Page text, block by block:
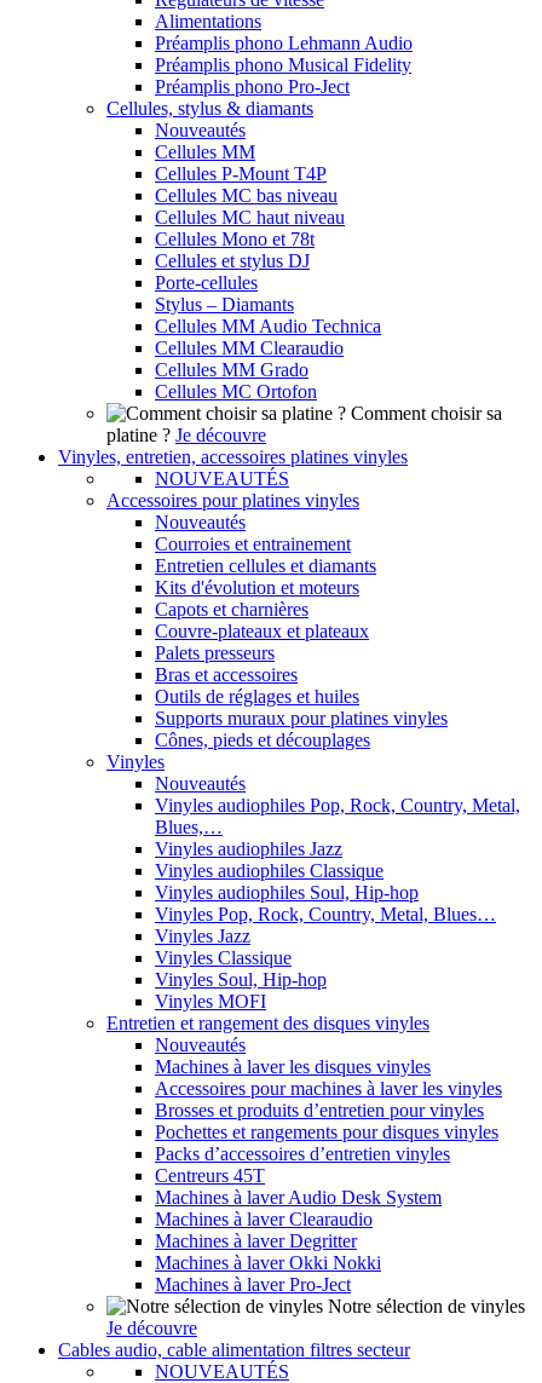
Alimentations
Préamplis phono Lehmann Audio
Préamplis phono Musical Fidelity
Préamplis phono Pro-Ject
Cellules, stylus & diamants
Nouveautés
Cellules MM
Cellules P-Mount T4P
Cellules MC bas niveau
Cellules MC haut niveau
Cellules Mono et 78t
Cellules et stylus DJ
Porte-cellules
Stylus – Diamants
Cellules MM Audio Technica
Cellules MM Clearaudio
Cellules MM Grado
Cellules MC Ortofon
Comment choisir sa
platine ? Je découvre
Vinyles, entretien, accessoires platines vinyles
NOUVEAUTÉS
Accessoires pour platines vinyles
Nouveautés
Courroies et entrainement
Entretien cellules et diamants
Kits d'évolution et moteurs
Capots et charnières
Couvre-plateaux et plateaux
Palets presseurs
Bras et accessoires
Outils de réglages et huiles
Supports muraux pour platines vinyles
Cônes, pieds et découplages
Vinyles
Nouveautés
Vinyles audiophiles Pop, Rock, Country, Metal,
Blues,…
Vinyles audiophiles Jazz
Vinyles audiophiles Classique
Vinyles audiophiles Soul, Hip-hop
Vinyles Pop, Rock, Country, Metal, Blues…
Vinyles Jazz
Vinyles Classique
Vinyles Soul, Hip-hop
Vinyles MOFI
Entretien et rangement des disques vinyles
Nouveautés
Machines à laver les disques vinyles
Accessoires pour machines à laver les vinyles
Brosses et produits d’entretien pour vinyles
Pochettes et rangements pour disques vinyles
Packs d’accessoires d’entretien vinyles
Centreurs 45T
Machines à laver Audio Desk System
Machines à laver Clearaudio
Machines à laver Degritter
Machines à laver Okki Nokki
Machines à laver Pro-Ject
Notre sélection de vinyles
Je découvre
Cables audio, cable alimentation filtres secteur
NOUVEAUTÉS